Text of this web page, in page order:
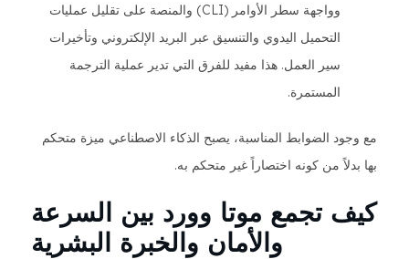
وواجهة سطر الأوامر (CLI) والمنصة على تقليل عمليات
التحميل اليدوي والتنسيق عبر البريد الإلكتروني وتأخيرات
سير العمل. هذا مفيد للفرق التي تدير عملية الترجمة
المستمرة.
مع وجود الضوابط المناسبة، يصبح الذكاء الاصطناعي ميزة متحكم
بها بدلاً من كونه اختصاراً غير متحكم به.
كيف تجمع موتا وورد بين السرعة
والأمان والخبرة البشرية